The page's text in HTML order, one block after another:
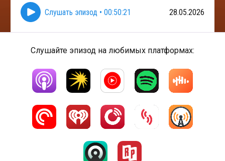
Слушать эпизод • 00:50:21 28.05.2026
Слушайте эпизод на любимых платформах: